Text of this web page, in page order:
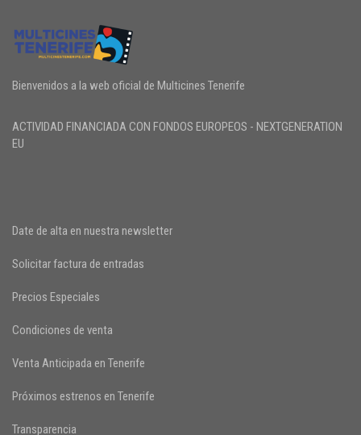
Bienvenidos a la web oficial de Multicines Tenerife
ACTIVIDAD FINANCIADA CON FONDOS EUROPEOS - NEXTGENERATION
EU
Date de alta en nuestra newsletter
Solicitar factura de entradas
Precios Especiales
Condiciones de venta
Venta Anticipada en Tenerife
Próximos estrenos en Tenerife
Transparencia